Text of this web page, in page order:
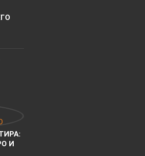
И